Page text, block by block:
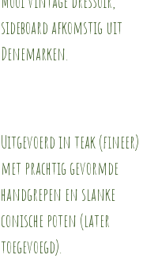
sideboard afkomstig uit
Denemarken.
Uitgevoerd in teak (fineer)
met prachtig gevormde
handgrepen en slanke
conische poten (later
toegevoegd).